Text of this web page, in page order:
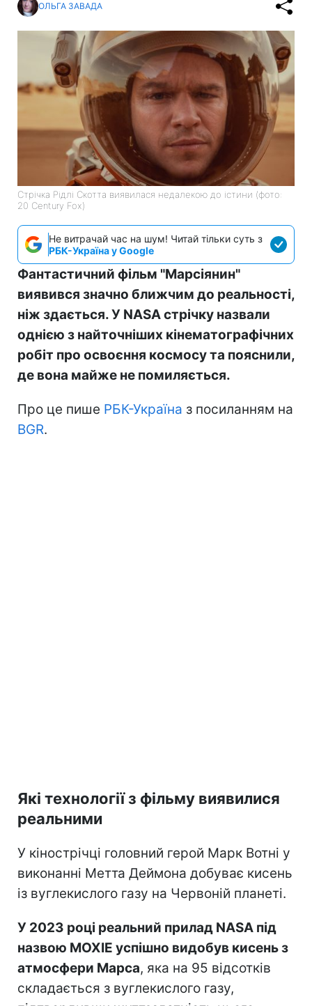
ОЛЬГА ЗАВАДА
Стрічка Рідлі Скотта виявилася недалекою до істини (фото:
20 Century Fox)
Не витрачай час на шум! Читай тільки суть з
РБК-Україна у Google
Фантастичний фільм "Марсіянин"
виявився значно ближчим до реальності,
ніж здається. У NASA стрічку назвали
однією з найточніших кінематографічних
робіт про освоєння космосу та пояснили,
де вона майже не помиляється.
Про це пише РБК-Україна з посиланням на
BGR.
Які технології з фільму виявилися
реальними
У кінострічці головний герой Марк Вотні у
виконанні Метта Деймона добуває кисень
із вуглекислого газу на Червоній планеті.
У 2023 році реальний прилад NASA під
назвою MOXIE успішно видобув кисень з
атмосфери Марса, яка на 95 відсотків
складається з вуглекислого газу,